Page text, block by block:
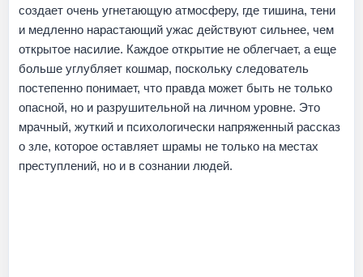
создает очень угнетающую атмосферу, где тишина, тени
и медленно нарастающий ужас действуют сильнее, чем
открытое насилие. Каждое открытие не облегчает, а еще
больше углубляет кошмар, поскольку следователь
постепенно понимает, что правда может быть не только
опасной, но и разрушительной на личном уровне. Это
мрачный, жуткий и психологически напряженный рассказ
о зле, которое оставляет шрамы не только на местах
преступлений, но и в сознании людей.